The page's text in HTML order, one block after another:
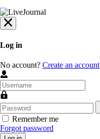
Log in
No account? Create an account
Remember me
Forgot password